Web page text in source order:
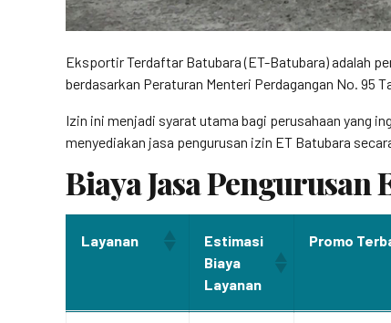
Eksportir Terdaftar Batubara (ET-Batubara) adalah
berdasarkan Peraturan Menteri Perdagangan No. 95
Izin ini menjadi syarat utama bagi perusahaan yang
menyediakan jasa pengurusan izin ET Batubara
Biaya Jasa
Layanan
Estimasi
Biaya
Layanan
Promo